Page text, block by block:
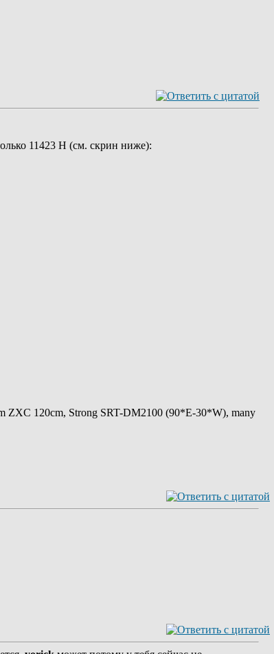
11423 Н (см. скрин ниже):
ZXC 120cm, Strong SRT-DM2100 (90*E-30*W), many